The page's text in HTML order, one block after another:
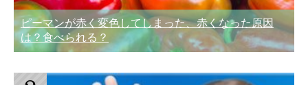
ピーマンが赤く変色してしまった、赤くなった原因
は？食べられる？